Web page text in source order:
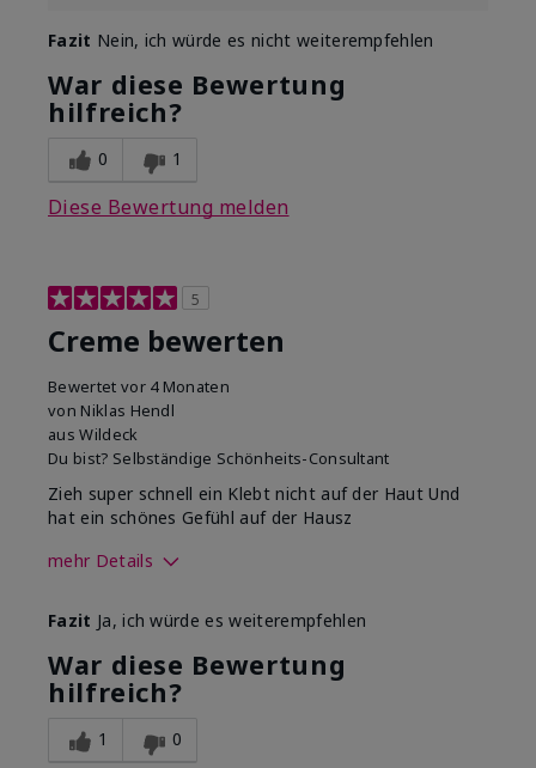
Fazit Nein, ich würde es nicht weiterempfehlen
War diese Bewertung
hilfreich?
0 1
Diese Bewertung melden
5
Creme bewerten
Bewertet vor 4 Monaten
von Niklas Hendl
aus Wildeck
Du bist? Selbständige Schönheits-Consultant
Zieh super schnell ein Klebt nicht auf der Haut Und
hat ein schönes Gefühl auf der Hausz
mehr Details
Anwendungserfahrung
mit dem Produkt
insgesamt?
Hautgefühl, Lässt sich
Zieht gut ein
Fazit Ja, ich würde es weiterempfehlen
War diese Bewertung
hilfreich?
1 0